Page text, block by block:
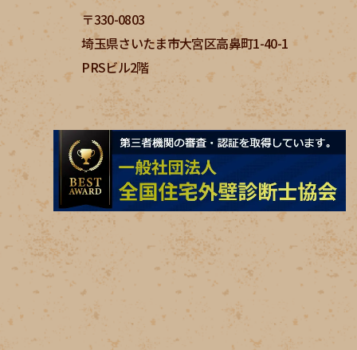
〒330-0803
埼玉県さいたま市大宮区高鼻町1-40-1
PRSビル2階